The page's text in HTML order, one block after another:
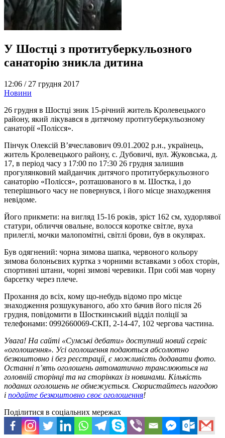
У Шостці з протитуберкульозного
санаторію зникла дитина
12:06 / 27 грудня 2017
Новини
26 грудня в Шостці зник 15-річний житель Кролевецького
району, який лікувався в дитячому протитуберкульозному
санаторії «Полісся».
Пінчук Олексій В’ячеславович 09.01.2002 р.н., українець,
житель Кролевецького району, с. Дубовичі, вул. Жуковська, д.
17, в період часу з 17:00 по 17:30 26 грудня залишив
прогулянковий майданчик дитячого протитуберкульозного
санаторію «Полісся», розташованого в м. Шостка, і до
теперішнього часу не повернувся, і його місце знаходження
невідоме.
Його прикмети: на вигляд 15-16 років, зріст 162 см, худорлявої
статури, обличчя овальне, волосся коротке світле, вуха
прилеглі, мочки малопомітні, світлі брови, був в окулярах.
Був одягнений: чорна зимова шапка, червоного кольору
зимова болоньєвих куртка з чорними вставками з обох сторін,
спортивні штани, чорні зимові черевики. При собі мав чорну
барсетку через плече.
Прохання до всіх, кому що-небудь відомо про місце
знаходження розшукуваного, або хто бачив його після 26
грудня, повідомити в Шосткинський відділ поліції за
телефонами: 0992660069-СКП, 2-14-47, 102 чергова частина.
Увага! На сайті «Сумські дебати» доступний новий сервіс
«оголошення». Усі оголошення подаються абсолютно
безкоштовно і без реєстрації, є можливість додавати фото.
Останні п’ять оголошень автоматично транслюються на
головній сторінці та на сторінках із новинами. Кількість
поданих оголошень не обмежується. Скористайтесь нагодою
і подайте безкоштовно своє оголошення!
Поділитися в соціальних мережах